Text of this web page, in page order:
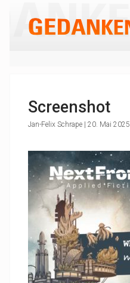
Screenshot
Jan-Felix Schrape | 20. Mai 2025